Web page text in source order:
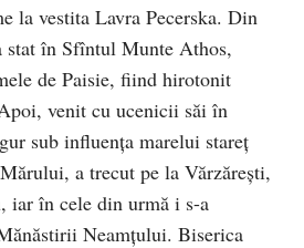
la vestita Lavra Pecerska. Din
stat în Sfîntul Munte Athos,
de Paisie, fiind hirotonit
venit cu ucenicii săi în
sub influenţa marelui stareţ
a trecut pe la Vărzăreşti,
iar în cele din ur­mă i s-a
Neamţului. Biserica